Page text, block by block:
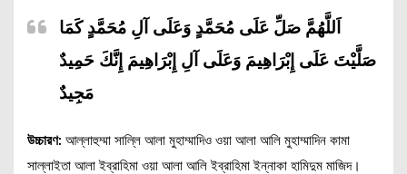
اَللَّهُمَّ صَلِّ عَلَى مُحَمَّدٍ وَعَلَى آلِ مُحَمَّدٍ كَمَا
صَلَّيْتَ عَلَى إِبْرَاهِيمَ وَعَلَى آلِ إِبْرَاهِيمَ إِنَّكَ حَمِيدٌ
مَجِيدٌ
উচ্চারণ: আল্লাহুম্মা সাল্লি আলা মুহাম্মাদিও ওয়া আলা আলি মুহাম্মাদিন কামা
সাল্লাইতা আলা ইব্রাহিমা ওয়া আলা আলি ইব্রাহিমা ইন্নাকা হামিদুম মাজিদ।